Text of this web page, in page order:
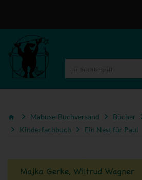
Mabuse-Buchversand Bücher
Kinderfachbuch
Ein Nest für Paul